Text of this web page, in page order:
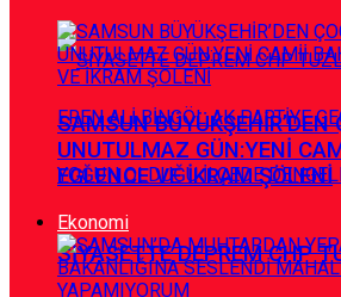
SİYASETTE DEPREM CHP
SAMSUN BÜYÜKŞEHİR’DEN
UNUTULMAZ GÜN:YENİ
EGLENCE VE İKRAM ŞÖLENİ
Ekonomi